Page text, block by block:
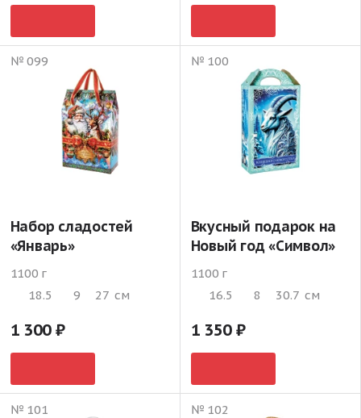
№ 099
Набор сладостей
«Январь»
1100 г
18.5
9 27 см
1 300
№ 100
Вкусный подарок на
Новый год «Символ»
1100 г
16.5
8 30.7 см
1 350
№ 101 № 102